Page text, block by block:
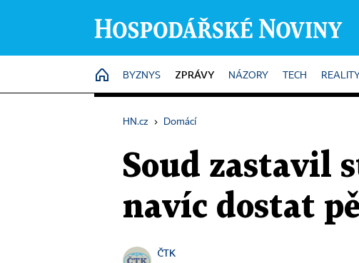
HOME
BYZNYS ZPRÁVY NÁZORY TECH REALITY
HN.cz › Domácí
Soud zastavil
navíc dostat
ČTK